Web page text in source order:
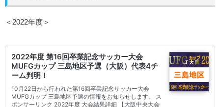
＜2022年度＞